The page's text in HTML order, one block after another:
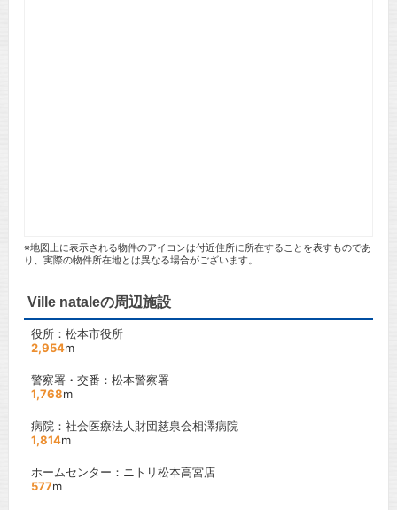
※地図上に表示される物件のアイコンは付近住所に所在することを表すものであ
り、実際の物件所在地とは異なる場合がございます。
Ville nataleの周辺施設
役所：松本市役所
2,954m
警察署・交番：松本警察署
1,768m
病院：社会医療法人財団慈泉会相澤病院
1,814m
ホームセンター：ニトリ松本高宮店
577m